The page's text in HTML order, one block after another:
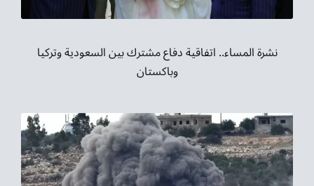
نشرة المساء.. اتفاقية دفاع مشترك بين السعودية وتركيا
وباكستان